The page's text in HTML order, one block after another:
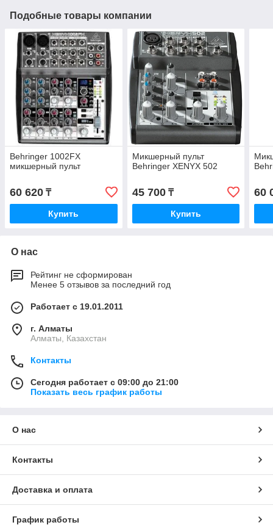
Подобные товары компании
Behringer 1002FX
микшерный пульт
60 620 ₸
Купить
Микшерный пульт
Behringer XENYX 502
45 700₸
Купить
60
О нас
Рейтинг не сформирован
Менее 5 отзывов за последний год
Работает с 19.01.2011
г. Алматы
Алматы, Казахстан
Контакты
Сегодня работает с 09:00 до 21:00
Показать весь график работы
О нас
Контакты
Доставка и оплата
График работы